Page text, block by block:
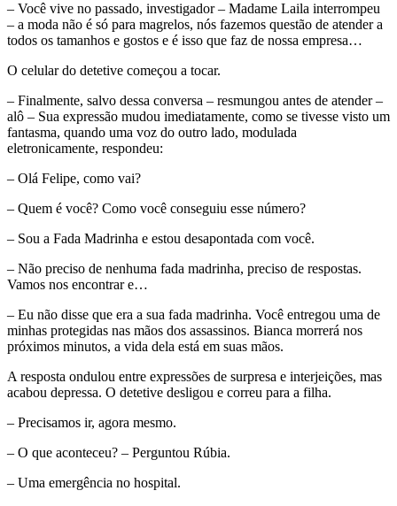
– Você vive no passado, investigador – Madame Laila interrompeu
– a moda não é só para magrelos, nós fazemos questão de atender a
todos os tamanhos e gostos e é isso que faz de nossa empresa…
O celular do detetive começou a tocar.
– Finalmente, salvo dessa conversa – resmungou antes de atender –
alô – Sua expressão mudou imediatamente, como se tivesse visto um
fantasma, quando uma voz do outro lado, modulada
eletronicamente, respondeu:
– Olá Felipe, como vai?
– Quem é você? Como você conseguiu esse número?
– Sou a Fada Madrinha e estou desapontada com você.
– Não preciso de nenhuma fada madrinha, preciso de respostas.
Vamos nos encontrar e…
– Eu não disse que era a sua fada madrinha. Você entregou uma de
minhas protegidas nas mãos dos assassinos. Bianca morrerá nos
próximos minutos, a vida dela está em suas mãos.
A resposta ondulou entre expressões de surpresa e interjeições, mas
acabou depressa. O detetive desligou e correu para a filha.
– Precisamos ir, agora mesmo.
– O que aconteceu? – Perguntou Rúbia.
– Uma emergência no hospital.